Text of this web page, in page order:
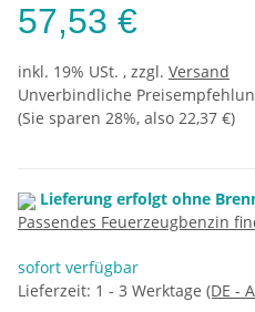
57,53 €
inkl. 19% USt. , zzgl. Versand
Unverbindliche
(Sie sparen 28%, also 22,37 €)
Lieferung erfolgt ohne
Passendes Feuerzeugbenzin
sofort verfügbar
Lieferzeit: 1 - 3 Werktage (DE -